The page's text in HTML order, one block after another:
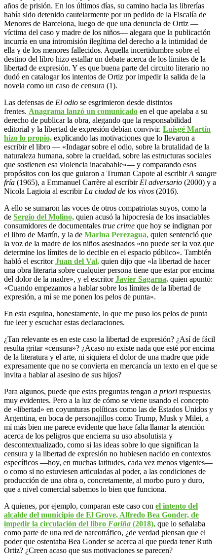
años de prisión. En los últimos días, su camino hacia las librerías
había sido detenido cautelarmente por un pedido de la Fiscalía de
Menores de Barcelona, luego de que una denuncia de Ortiz —
víctima del caso y madre de los niños— alegara que la publicación
incurría en una intromisión ilegítima del derecho a la intimidad de
ella y de los menores fallecidos. Aquella incertidumbre sobre el
destino del libro hizo estallar un debate acerca de los límites de la
libertad de expresión. Y es que buena parte del circuito literario no
dudó en catalogar los intentos de Ortiz por impedir la salida de la
novela como un caso de censura (1).
Las defensas de El odio se esgrimieron desde distintos
frentes. Anagrama lanzó un comunicado en el que apelaba a su
derecho de publicar la obra, alegando que la responsabilidad
editorial y la libertad de expresión debían convivir. Luisgé Martín
hizo lo propio, explicando las motivaciones que lo llevaron a
escribir el libro — «Indagar sobre el odio, sobre la brutalidad de la
naturaleza humana, sobre la crueldad, sobre las estructuras sociales
que sostienen esa violencia inacabable»— y comparando esos
propósitos con los que guiaron a Truman Capote al escribirA sangre
fría (1965), a Emmanuel Carrère al escribir El adversario (2000) y a
Nicola Lagioia al escribir La ciudad de los vivos (2016).
A ello se sumaron las voces de otros compatriotas suyos, como la
de Sergio del Molino, quien acusó la hipocresía de los insaciables
consumidores de documentales true crime que hoy se indignan por
el libro de Martín, y la de Marina Perezagua, quien sentenció que
la voz de la madre de los niños asesinados «no puede ser la voz que
determine los límites de lo decible en el espacio público». También
habló el escritorJuan del Val, quien dijo que «la libertad de hacer
una obra literaria sobre cualquier persona tiene que estar por encima
del dolor de la madre», y el escritorJavier Sagarna, quien apuntó:
«Cuando empezamos a hablar sobre los límites de la libertad de
expresión, a mí se me ponen los pelos de punta».
En esta esquina, honestamente, lo que me puso los pelos de punta
fue leer y escuchar estas declaraciones.
¿Tan relevante es en este caso la libertad de expresión? ¿Así de fácil
resulta gritar «censura»? ¿Acaso no existe nada que esté por encima
de la literatura y el arte, ni siquiera el dolor de una madre que pide
expresamente que no se convierta en mercancía un texto en el que se
invita a hablar al asesino de sus hijos?
Para algunos, puede que estas preguntas tengan a priori respuestas
muy evidentes. Pero a la luz de cómo se viene usando el concepto
de «libertad» en coyunturas políticas como las de Estados Unidos y
Argentina, en boca de personajillos como Trump, Musk y Milei, a
mí más bien me parece evidente que hace falta llamar la atención
acerca de los peligros que encierra su uso absolutista y
descontextualizado, como si las ideas sobre lo que significan la
censura y la libertad de expresión no hubiesen nacido en contextos
específicos —hoy, en muchas latitudes, cada vez menos vigentes—
o como si no estuviesen articuladas al poder, a las condiciones de
producción de una obra o, concretamente, al morbo puro y duro,
que a nivel comercial sabemos lo bien que funciona.
A quienes, por ejemplo, comparan este caso con el intento del
alcalde del municipio de El Grove, Alfredo Bea Gonder, de
impedir la circulación del libro Fariña (2018), que lo señalaba
como parte de una red de narcotráfico, ¿de verdad piensan que el
poder que ostentaba Bea Gonder se acerca al que pueda tener Ruth
Ortiz? ¿Creen acaso que sus motivaciones se parecen?